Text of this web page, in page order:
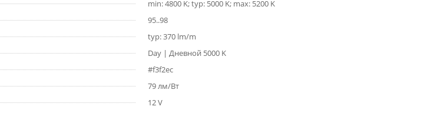
min: 4800 K; typ: 5000 K; max: 5200 K
95..98
typ: 370 lm/m
Day | Дневной 5000 K
#f3f2ec
79 лм/Вт
12 V